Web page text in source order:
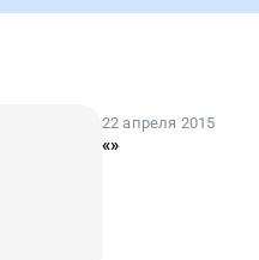
22 апреля 2015
«»